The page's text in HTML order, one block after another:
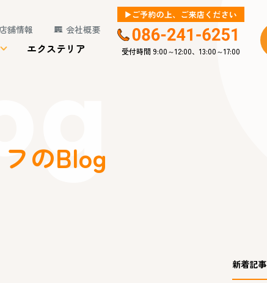
舗情報 会社概要
エクステリア 受付時間 9:00～12:00、13:00～17:00
のBlog
新着記事